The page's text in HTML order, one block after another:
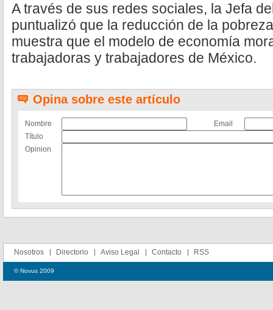
A través de sus redes sociales, la Jefa
puntualizó que la reducción de la
muestra que el modelo de economía
trabajadoras y trabajadores de México.
Opina sobre este artículo
Nombre
Email
Título
Opinion
Nosotros Directorio Aviso Legal Contacto RSS
© Novus 2009